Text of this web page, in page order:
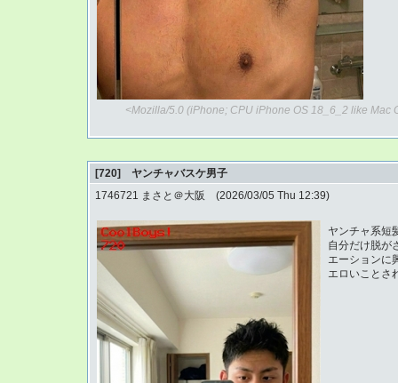
<Mozilla/5.0 (iPhone; CPU iPhone OS 18_6_2 like
[720] ヤンチャバスケ男子
1746721 まさと＠大阪 (2026/03/05 Thu 12:39)
ヤンチャ系短
自分だけ脱が
エーションに
エロいことさ